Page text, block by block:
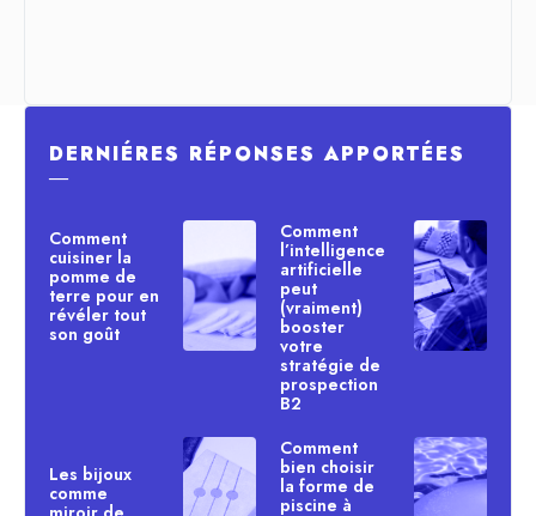
DERNIÉRES RÉPONSES APPORTÉES
―
Comment
cuisiner la
pomme de
terre pour en
révéler tout
son goût
Comment
l’intelligence
artificielle
peut
(vraiment)
booster
votre
stratégie de
prospection
B2
Les bijoux
comme
Comment
bien choisir
la forme de
piscine à